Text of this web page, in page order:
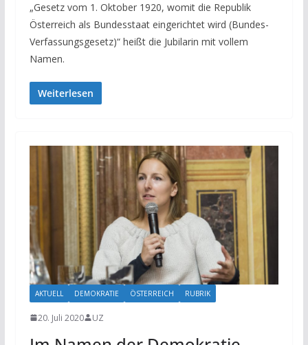
„Gesetz vom 1. Oktober 1920, womit die Republik
Österreich als Bundesstaat eingerichtet wird (Bundes-
Verfassungsgesetz)“ heißt die Jubilarin mit vollem
Namen.
Weiterlesen
AKTUELL DEMOKRATIE ÖSTERREICH RUBRIK
20. Juli 2020 UZ